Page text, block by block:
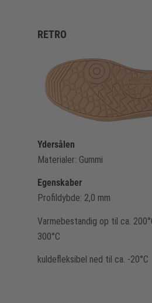
RETRO
Ydersålen
Materialer: Gummi
Egenskaber
Profildybde: 2,0 mm
Varmebestandig op til ca.
300°C
kuldefleksibel ned til ca. -20°C